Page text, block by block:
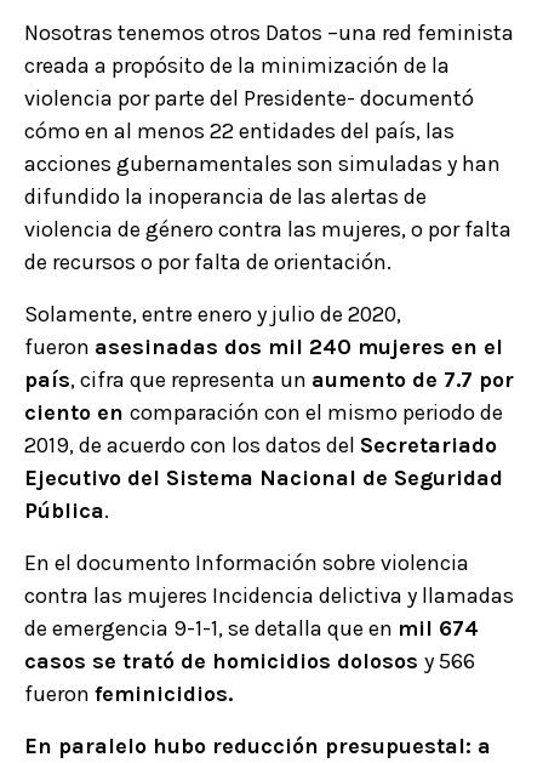
Nosotras tenemos otros Datos –una red feminista
creada a propósito de la minimización de la
violencia por parte del Presidente- documentó
cómo en al menos 22 entidades del país, las
acciones gubernamentales son simuladas y han
difundido la inoperancia de las alertas de
violencia de género contra las mujeres, o por falta
de recursos o por falta de orientación.
Solamente, entre enero y julio de 2020,
fueron asesinadas dos mil 240 mujeres en el
país, cifra que representa un aumento de 7.7 por
ciento en comparación con el mismo periodo de
2019, de acuerdo con los datos del Secretariado
Ejecutivo del Sistema Nacional de Seguridad
Pública.
En el documento Información sobre violencia
contra las mujeres Incidencia delictiva y llamadas
de emergencia 9-1-1, se detalla que en mil 674
casos se trató de homicidios dolosos y 566
fueron feminicidios.
En paralelo hubo reducción presupuestal: a